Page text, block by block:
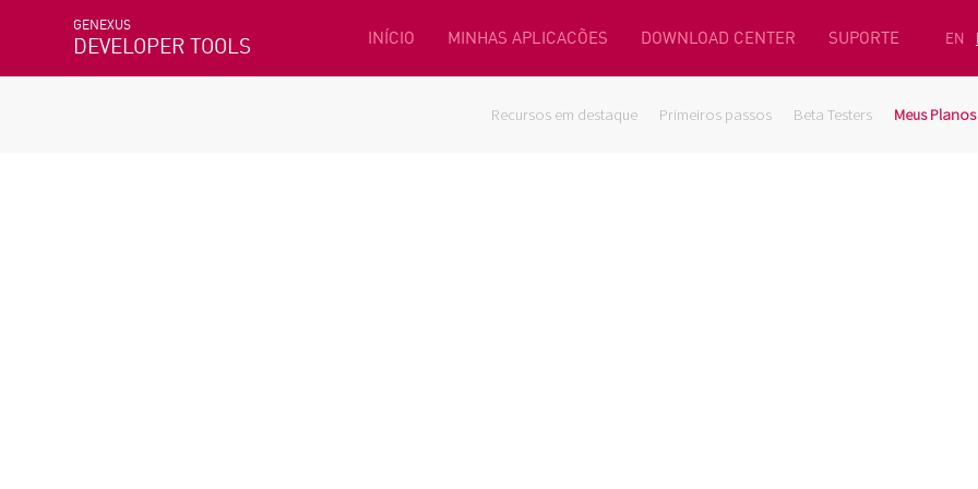
GENEXUS
DEVELOPER TOOLS INÍCIO MINHAS APLICACÕES DOWNLOAD CENTER SUPORTE EN
Recursos em destaque Primeiros passos Beta Testers Meus Planos